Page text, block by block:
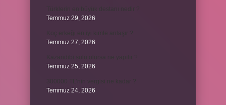
Temmuz 29, 2026
Temmuz 27, 2026
Temmuz 25, 2026
Temmuz 24, 2026